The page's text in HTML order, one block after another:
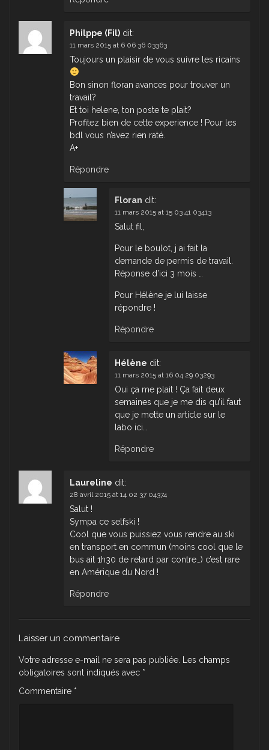
Philppe (Fil) dit:
11 mars 2015 at 6 06 36 03363
Toujours un plaisir de vous suivre les ricains
Bon sinon floran avances pour trouver un
travail?
Et toi helene, ton poste te plait?
Profitez bien de cette experience ! Pour les
bdl vous n’avez rien raté.
A+
Répondre
Floran dit:
11 mars 2015 at 15 03 41 03413
Salut fil,
Pour le boulot, j ai fait la
demande de permis de travail.
Réponse d’ici 3 mois …
Pour Hélène je lui laisse
répondre !
Répondre
Hélène dit:
11 mars 2015 at 16 04 29 03293
Oui ça me plait ! Ça fait deux
semaines que je me dis qu’il faut
que je mette un article sur le
labo ici…
Répondre
Laureline dit:
28 avril 2015 at 14 02 37 04374
Salut !
Sympa ce selfski !
Cool que vous puissiez vous rendre au ski
en transport en commun (moins cool que le
bus ait 1h30 de retard par contre…) c’est rare
en Amérique du Nord !
Répondre
Laisser un commentaire
Votre adresse e-mail ne sera pas publiée.
Les champs
obligatoires sont indiqués avec *
Commentaire *